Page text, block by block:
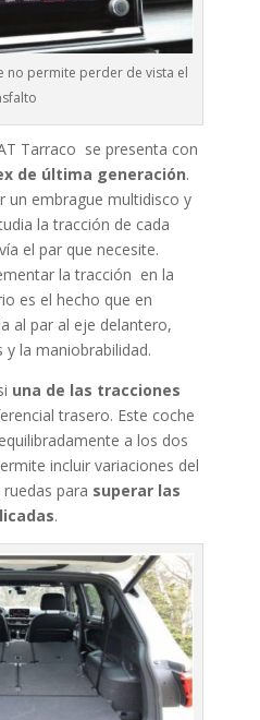
no permite perder de vista el
Tarraco se presenta con
de última generación.
un embrague multidisco y
la tracción de cada
el par que necesite.
la tracción en la
es el hecho que en
al par al eje delantero,
la maniobrabilidad.
una de las tracciones
trasero. Este coche
a los dos
incluir variaciones del
para superar las
.